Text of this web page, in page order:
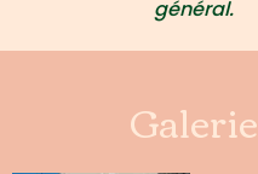
général.
Galerie